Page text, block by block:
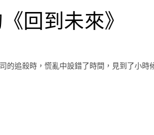
回到未來》
的追殺時，慌亂中設錯了時間，見到了小時